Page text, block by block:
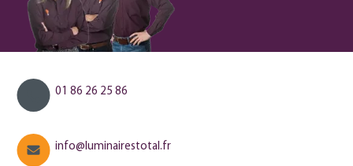
01 86 26 25 86
info@luminairestotal.fr